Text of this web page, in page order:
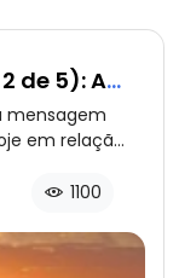
de 5): A
mensagem
em relação
1100